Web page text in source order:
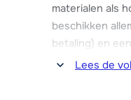
materialen als
beschikken
betaling) en
Lees de